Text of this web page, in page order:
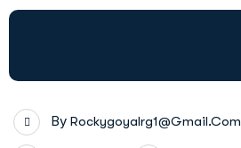
By Rockygoyalrg1@gmail.com